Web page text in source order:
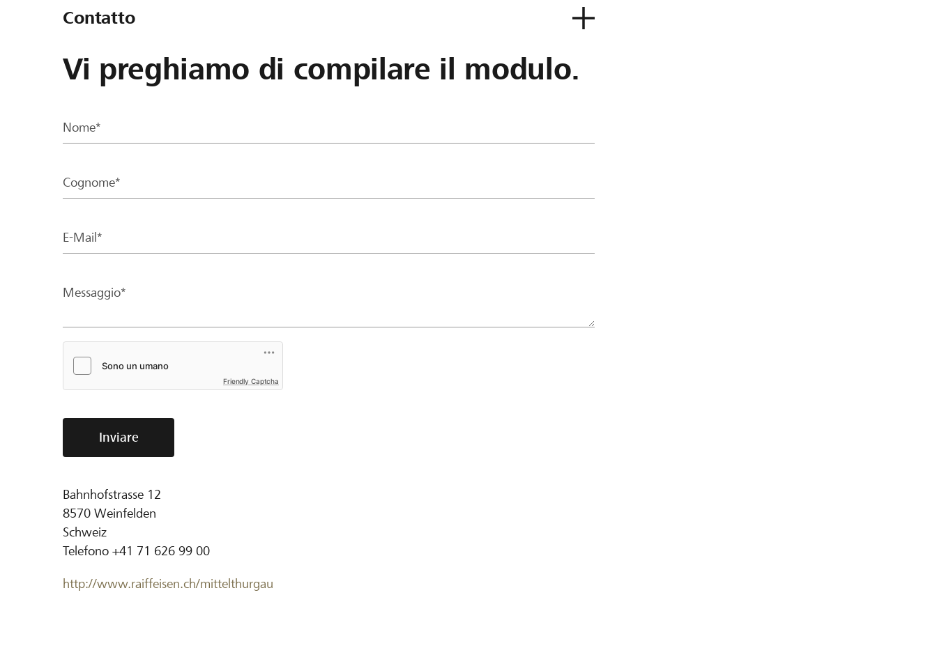
Contatto
Vi preghiamo di compilare il modulo.
Nome*
Cognome*
E-Mail*
Messaggio*
Friendly Captcha
Inviare
Bahnhofstrasse 12
8570 Weinfelden
Schweiz
Telefono +41 71 626 99 00
http://www.raiffeisen.ch/mittelthurgau